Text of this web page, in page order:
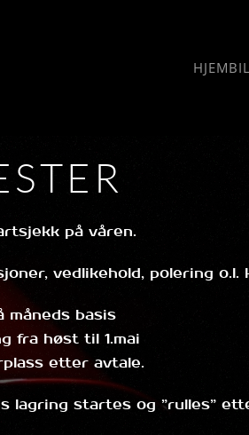
HJEM
på våren.
vedlikehold, polering
måneds basis
fra høst til 1.mai
etter avtale.
lagring startes og ”rulles”